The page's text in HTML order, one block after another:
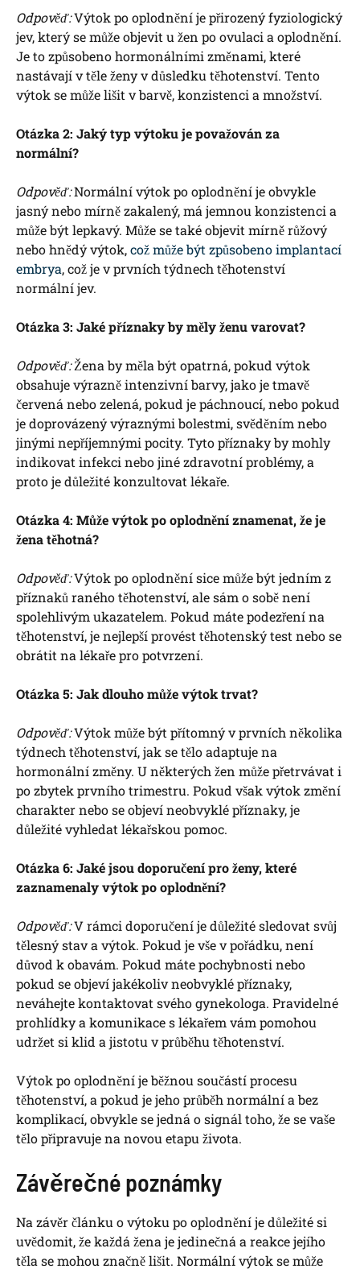
Odpověď:Výtok po oplodnění je přirozený fyziologický
jev, který se může objevit u žen po ovulaci a oplodnění.
Je to způsobeno hormonálními změnami, které
nastávají v těle ženy v důsledku těhotenství. Tento
výtok se může lišit v barvě, konzistenci a množství.
Otázka 2: Jaký typ výtoku je považován za
normální?
Odpověď:Normální výtok po oplodnění je obvykle
jasný nebo mírně zakalený, má jemnou konzistenci a
může být lepkavý. Může se také objevit mírně růžový
nebo hnědý výtok,což může být způsobeno implantací
embrya, což je v prvních týdnech těhotenství
normální jev.
Otázka 3: Jaké příznaky by měly ženu varovat?
Odpověď:Žena by měla být opatrná, pokud výtok
obsahuje výrazně intenzivní barvy, jako je tmavě
červená nebo zelená, pokud je páchnoucí, nebo pokud
je doprovázený výraznými bolestmi, svěděním nebo
jinými nepříjemnými pocity. Tyto příznaky by mohly
indikovat infekci nebo jiné zdravotní problémy, a
proto je důležité konzultovat lékaře.
Otázka 4: Může výtok po oplodnění znamenat, že je
žena těhotná?
Odpověď:Výtok po oplodnění sice může být jedním z
příznaků raného těhotenství, ale sám o sobě není
spolehlivým ukazatelem. Pokud máte podezření na
těhotenství, je nejlepší provést těhotenský test nebo se
obrátit na lékaře pro potvrzení.
Otázka 5: Jak dlouho může výtok trvat?
Odpověď:Výtok může být přítomný v prvních několika
týdnech těhotenství, jak se tělo adaptuje na
hormonální změny. U některých žen může přetrvávat i
po zbytek prvního trimestru. Pokud však výtok změní
charakter nebo se objeví neobvyklé příznaky, je
důležité vyhledat lékařskou pomoc.
Otázka 6: Jaké jsou doporučení pro ženy, které
zaznamenaly výtok po oplodnění?
Odpověď:V rámci doporučení je důležité sledovat svůj
tělesný stav a výtok. Pokud je vše v pořádku, není
důvod k obavám. Pokud máte pochybnosti nebo
pokud se objeví jakékoliv neobvyklé příznaky,
neváhejte kontaktovat svého gynekologa. Pravidelné
prohlídky a komunikace s lékařem vám pomohou
udržet si klid a jistotu v průběhu těhotenství.
Výtok po oplodnění je běžnou součástí procesu
těhotenství, a pokud je jeho průběh normální a bez
komplikací, obvykle se jedná o signál toho, že se vaše
tělo připravuje na novou etapu života.
Závěrečné poznámky
Na závěr článku o výtoku po oplodnění je důležité si
uvědomit, že každá žena je jedinečná a reakce jejího
těla se mohou značně lišit. Normální výtok se může